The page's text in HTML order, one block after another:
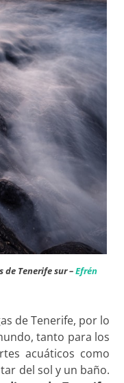
de Tenerife sur –Efrén
de Tenerife, por lo
tanto para los
acuáticos como
del sol y un baño.